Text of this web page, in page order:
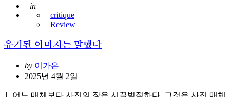
Posted
in
critique
Review
유기된 이미지는 말했다
Posted
by 이가은
2025년 4월 2일